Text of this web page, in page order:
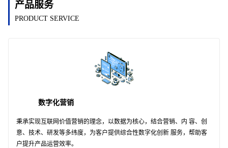
产品服务
PRODUCT SERVICE
数字化营销
秉承实现互联网价值营销的理念，以数据为核心，结合营销、内 容、创
意、技术、研发等多纬度，为客户提供综合性数字化创新 服务，帮助客
户提升产品运营效率。